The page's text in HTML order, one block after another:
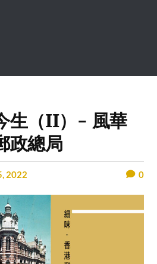
生（II）- 風華
政總局
2022 0